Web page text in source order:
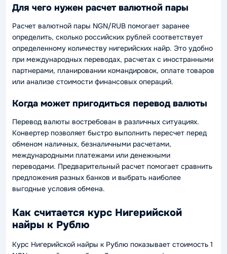
Для чего нужен расчет валютной пары
Расчет валютной пары NGN/RUB помогает заранее
определить, сколько российских рублей соответствует
определенному количеству нигерийских найр. Это удобно
при международных переводах, расчетах с иностранными
партнерами, планировании командировок, оплате товаров
или анализе стоимости финансовых операций.
Когда может пригодиться перевод валюты
Перевод валюты востребован в различных ситуациях.
Конвертер позволяет быстро выполнить пересчет перед
обменом наличных, безналичными расчетами,
международными платежами или денежными
переводами. Предварительный расчет помогает сравнить
предложения разных банков и выбрать наиболее
выгодные условия обмена.
Как считается курс Нигерийской
найры к Рублю
Курс Нигерийской найры к Рублю показывает стоимость 1